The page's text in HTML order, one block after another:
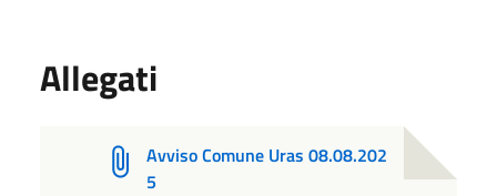
Allegati
Avviso Comune Uras 08.08.202
5